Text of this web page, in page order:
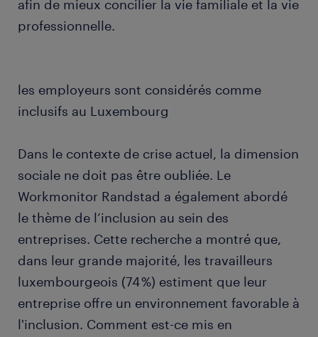
afin de mieux concilier la vie familiale et la vie
professionnelle.
les employeurs sont considérés comme
inclusifs au Luxembourg
Dans le contexte de crise actuel, la dimension
sociale ne doit pas être oubliée. Le
Workmonitor Randstad a également abordé
le thème de l’inclusion au sein des
entreprises. Cette recherche a montré que,
dans leur grande majorité, les travailleurs
luxembourgeois (74 %) estiment que leur
entreprise offre un environnement favorable à
l'inclusion. Comment est-ce mis en